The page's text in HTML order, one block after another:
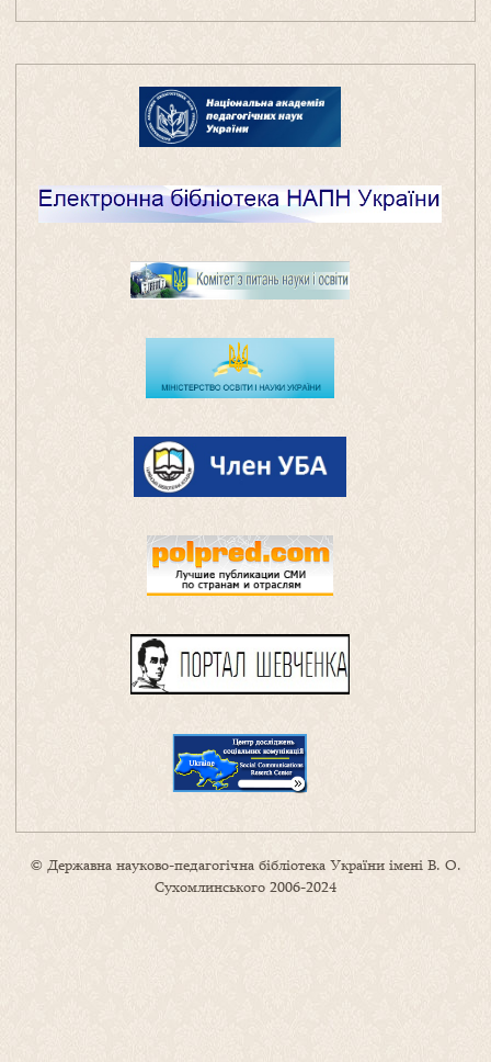
© Державна науково-педагогічна бібліотека України імені В. О.
Сухомлинського 2006-2024